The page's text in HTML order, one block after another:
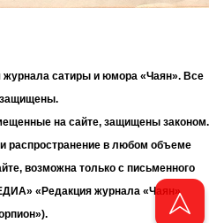
журнала сатиры и юмора «Чаян». Все
на сайте, защищены законом.
распространение в любом объеме
возможна только с письменного
«Редакция журнала «Чаян»